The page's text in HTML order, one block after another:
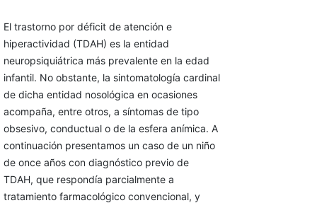
El trastorno por déficit de atención e
hiperactividad (TDAH) es la entidad
neuropsiquiátrica más prevalente en la edad
infantil. No obstante, la sintomatología cardinal
de dicha entidad nosológica en ocasiones
acompaña, entre otros, a síntomas de tipo
obsesivo, conductual o de la esfera anímica. A
continuación presentamos un caso de un niño
de once años con diagnóstico previo de
TDAH, que respondía parcialmente a
tratamiento farmacológico convencional, y